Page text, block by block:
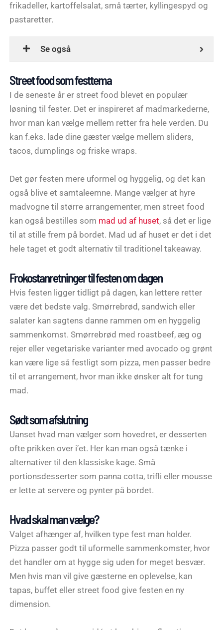
frikadeller, kartoffelsalat, små tærter, kyllingespyd og
pastaretter.
Se også
Street food som festtema
I de seneste år er street food blevet en populær
løsning til fester. Det er inspireret af madmarkederne,
hvor man kan vælge mellem retter fra hele verden. Du
kan f.eks. lade dine gæster vælge mellem sliders,
tacos, dumplings og friske wraps.
Det gør festen mere uformel og hyggelig, og det kan
også blive et samtaleemne. Mange vælger at hyre
madvogne til større arrangementer, men street food
kan også bestilles som mad ud af huset, så det er lige
til at stille frem på bordet. Mad ud af huset er det i det
hele taget et godt alternativ til traditionel takeaway.
Frokostanretninger til festen om dagen
Hvis festen ligger tidligt på dagen, kan lettere retter
være det bedste valg. Smørrebrød, sandwich eller
salater kan sagtens danne rammen om en hyggelig
sammenkomst. Smørrebrød med roastbeef, æg og
rejer eller vegetariske varianter med avocado og grønt
kan være lige så festligt som pizza, men passer bedre
til et arrangement, hvor man ikke ønsker alt for tung
mad.
Sødt som afslutning
Uanset hvad man vælger som hovedret, er desserten
ofte prikken over i’et. Her kan man også tænke i
alternativer til den klassiske kage. Små
portionsdesserter som panna cotta, trifli eller mousse
er lette at servere og pynter på bordet.
Hvad skal man vælge?
Valget afhænger af, hvilken type fest man holder.
Pizza passer godt til uformelle sammenkomster, hvor
det handler om at hygge sig uden for meget besvær.
Men hvis man vil give gæsterne en oplevelse, kan
tapas, buffet eller street food give festen en ny
dimension.